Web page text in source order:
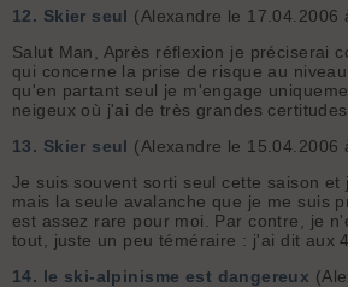
12. Skier seul (Alexandre le 17.04.2006
Salut Man, Après réflexion je préciserai
qui concerne la prise de risque au
qu'en partant seul je m'engage
neigeux où j'ai de très grandes certitudes
13. Skier seul (Alexandre le 15.04.2006
Je suis souvent sorti seul cette saison et
mais la seule avalanche que je me suis
est assez rare pour moi. Par contre, je
tout, juste un peu téméraire : j'ai dit aux 4
14. le ski-alpinisme est dangereux